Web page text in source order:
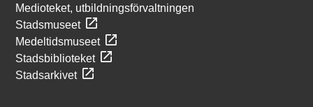
Medioteket, utbildningsförvaltningen
Stadsmuseet
Medeltidsmuseet
Stadsbiblioteket
Stadsarkivet